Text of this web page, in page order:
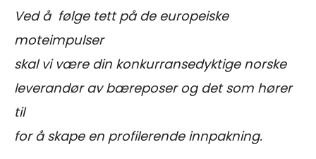
Ved å følge tett på de europeiske
moteimpulser
skal vi være din konkurransedyktige norske
leverandør av bæreposer og det som hører
til
for å skape en profilerende innpakning.